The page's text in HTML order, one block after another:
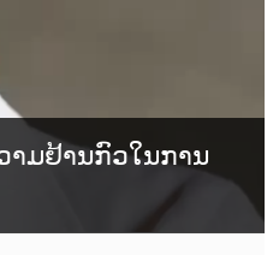
າມຢ້ານກົວໃນການ